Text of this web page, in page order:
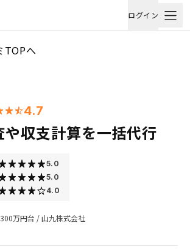
ログイン
TOPへ
4.7
収支計算を一括代行
5.0
5.0
4.0
万円台 /山九株式会社